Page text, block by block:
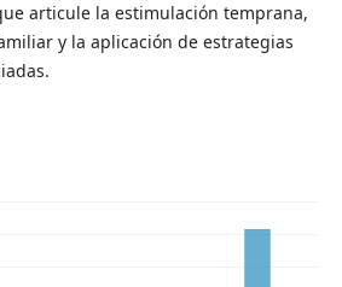
articule la estimulación temprana,
y la aplicación de estrategias